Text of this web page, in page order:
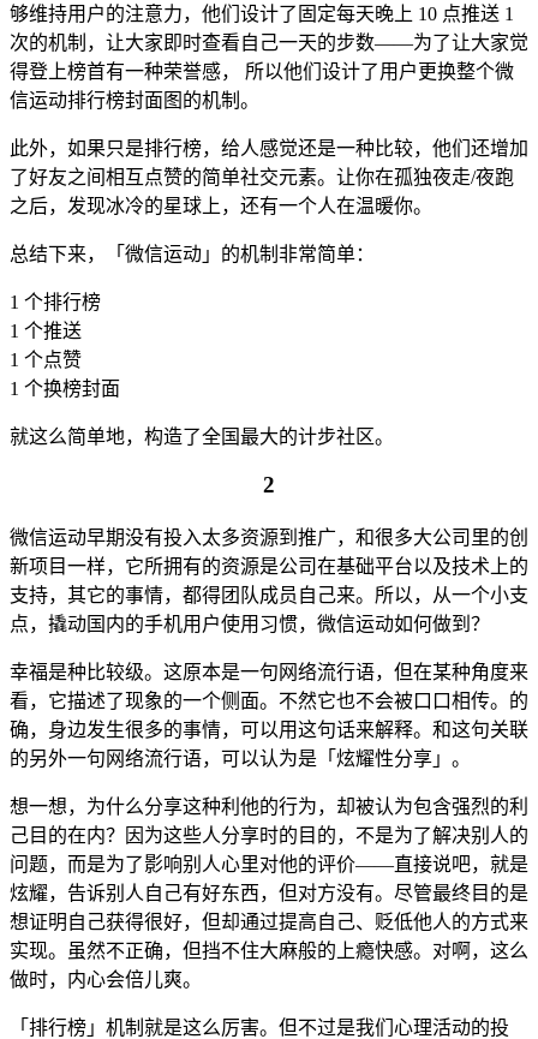
够维持用户的注意力，他们设计了固定每天晚上 10 点推送 1
次的机制，让大家即时查看自己一天的步数——为了让大家觉
得登上榜首有一种荣誉感， 所以他们设计了用户更换整个微
信运动排行榜封面图的机制。
此外，如果只是排行榜，给人感觉还是一种比较，他们还增加
了好友之间相互点赞的简单社交元素。让你在孤独夜走/夜跑
之后，发现冰冷的星球上，还有一个人在温暖你。
总结下来，「微信运动」的机制非常简单：
1 个排行榜
1 个推送
1 个点赞
1 个换榜封面
就这么简单地，构造了全国最大的计步社区。
2
微信运动早期没有投入太多资源到推广，和很多大公司里的创
新项目一样，它所拥有的资源是公司在基础平台以及技术上的
支持，其它的事情，都得团队成员自己来。所以，从一个小支
点，撬动国内的手机用户使用习惯，微信运动如何做到？
幸福是种比较级。这原本是一句网络流行语，但在某种角度来
看，它描述了现象的一个侧面。不然它也不会被口口相传。的
确，身边发生很多的事情，可以用这句话来解释。和这句关联
的另外一句网络流行语，可以认为是「炫耀性分享」。
想一想，为什么分享这种利他的行为，却被认为包含强烈的利
己目的在内？因为这些人分享时的目的，不是为了解决别人的
问题，而是为了影响别人心里对他的评价——直接说吧，就是
炫耀，告诉别人自己有好东西，但对方没有。尽管最终目的是
想证明自己获得很好，但却通过提高自己、贬低他人的方式来
实现。虽然不正确，但挡不住大麻般的上瘾快感。对啊，这么
做时，内心会倍儿爽。
「排行榜」机制就是这么厉害。但不过是我们心理活动的投